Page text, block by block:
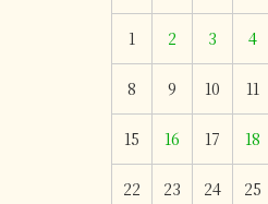
1 2 3 4
8 9 10 11
15 16 17 18
22 23 24 25